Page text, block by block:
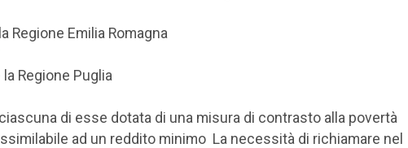
Regione Emilia Romagna
la Regione Puglia
di esse dotata di una misura di contrasto alla povertà
ad un reddito minimo La necessità di richiamare nel